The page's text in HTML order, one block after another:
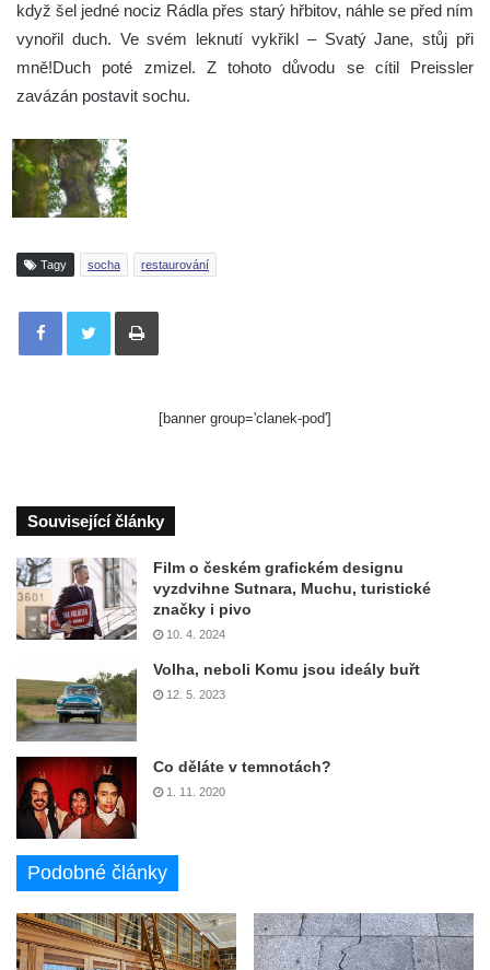
když šel jedné nociz Rádla přes starý hřbitov, náhle se před ním
vynořil duch. Ve svém leknutí vykřikl – Svatý Jane, stůj při
mně!Duch poté zmizel. Z tohoto důvodu se cítil Preissler
zavázán postavit sochu.
Tagy socha restaurování
Tisknout
[banner group='clanek-pod']
Související články
Film o českém grafickém designu
vyzdvihne Sutnara, Muchu, turistické
značky i pivo
10. 4. 2024
Volha, neboli Komu jsou ideály buřt
12. 5. 2023
Co děláte v temnotách?
1. 11. 2020
Podobné články